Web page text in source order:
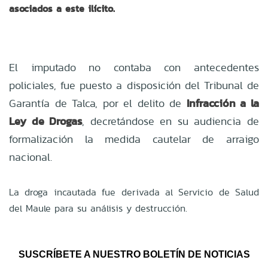
asociados a este ilícito.
El imputado no contaba con antecedentes
policiales, fue puesto a disposición del Tribunal de
Garantía de Talca, por el delito de Infracción a la
Ley de Drogas, decretándose en su audiencia de
formalización la medida cautelar de arraigo
nacional.
La droga incautada fue derivada al Servicio de Salud
del Maule para su análisis y destrucción.
SUSCRÍBETE A NUESTRO BOLETÍN DE NOTICIAS